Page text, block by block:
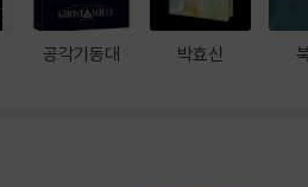
공각기동대 박효신